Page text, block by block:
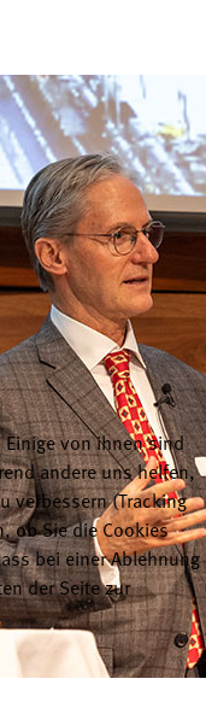
von ihnen sind
andere uns helfen,
verbessern (Tracking
ob Sie die Cookies
bei einer Ablehnung
der Seite zur